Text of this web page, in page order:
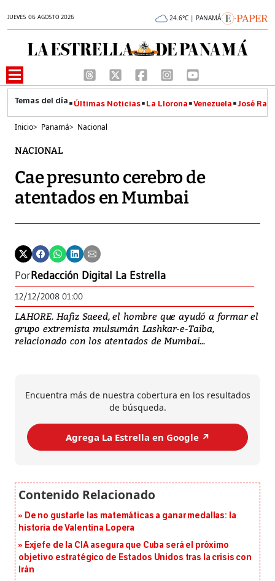
JUEVES 06 AGOSTO 2026 24.6°C | PANAMÁ
Últimas Noticias La Llorona Venezuela José
Inicio> Panamá> Nacional
NACIONAL
Cae presunto cerebro de
atentados en Mumbai
PorRedacción Digital La Estrella
12/12/2008 01:00
LAHORE. Hafiz Saeed, el hombre que ayudó a formar el
grupo extremista mulsumán Lashkar-e-Taiba,
relacionado con los atentados de Mumbai...
Encuentra más de nuestra cobertura en los resultados
de búsqueda.
Agrega La Estrella en Google ↗️
De no gustarle las matemáticas a ganar medallas: la
historia de Valentina Lopera
Exjefe de la CIA asegura que Cuba será el próximo
objetivo estratégico de Estados Unidos tras la crisis con
Irán